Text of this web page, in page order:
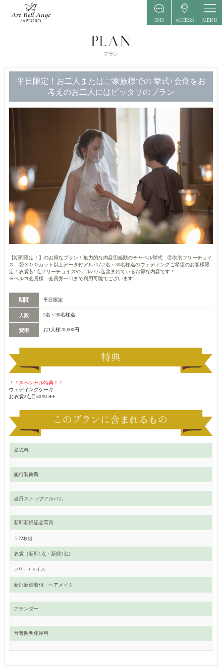
SNS ACCESS MENU
平日限定！お二人またはご家族様での 挙式+会食をお
考えのお二人にはピッタリのプラン
【期間限定！】のお得なプラン！魅力的な内容①感動のチャペル挙式 ②衣裳フリーチョイ
ス ③３００カット以上データ付アルバム2名～30名様迄のウェディングご希望のお客様限
定！衣裳各1点フリーチョイスやアルバム迄含まれているお得な内容です！
※ベルコ会員様 会員券一口まで利用可能でございます
平日限定
2名～30名様迄
お1人様20,000円
！！スペシャル特典！！
ウェディングケーキ
お衣裳2点目50％OFF
挙式料
施行装飾費
当日スナップアルバム
新郎新婦記念写真
１P2枚組
衣裳（新郎1点・新婦1点）
フリーチョイス
新郎新婦着付・ヘアメイク
アテンダー
音響照明使用料